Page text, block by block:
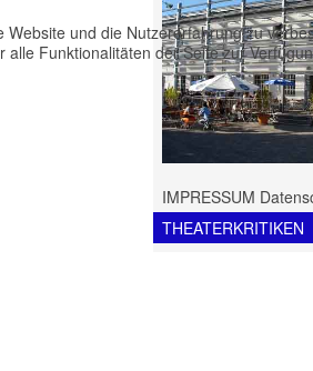
IMPRESSUM
THEATERKRITIKEN
und die Nutzererfahrung zu
Funktionalitäten der Seite zur